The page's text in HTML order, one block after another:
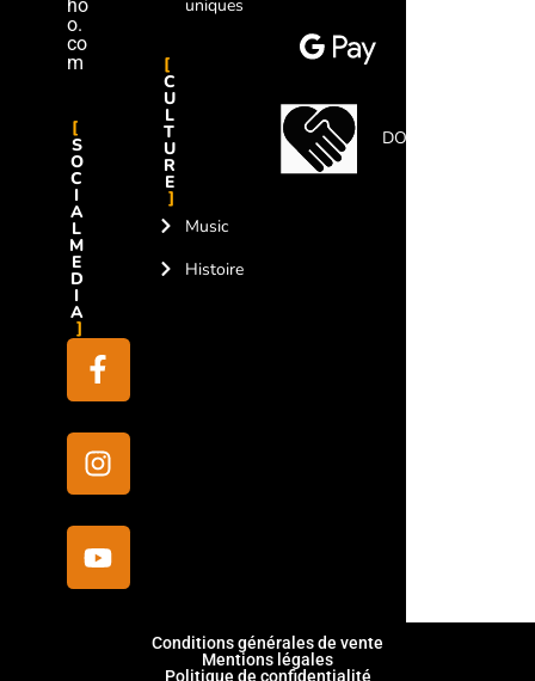
ho
o.
co
m
S
O
C
I
A
L
M
E
D
I
A
uniques
C
U
L
T
U
R
E
Music
Histoire
DON
Conditions générales de vente
Mentions légales
Politique de confidentialité